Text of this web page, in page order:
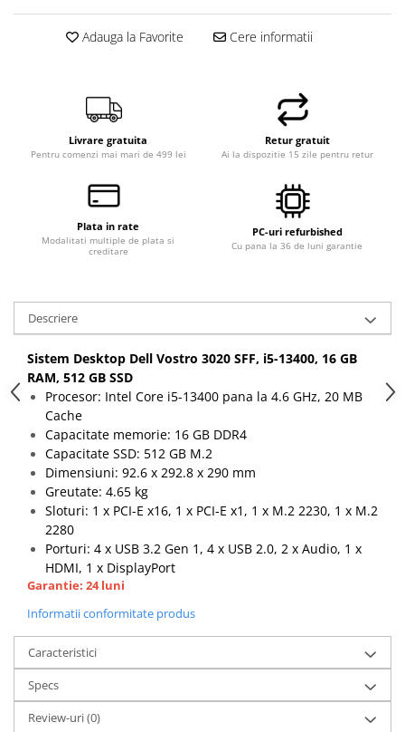
Adauga la Favorite Cere informatii
Livrare gratuita
Pentru comenzi mai mari de 499 lei
Retur gratuit
Ai la dispozitie 15 zile pentru retur
Plata in rate
Modalitati multiple de plata si
creditare
PC-uri refurbished
Cu pana la 36 de luni garantie
Descriere
Sistem Desktop Dell Vostro 3020 SFF, i5-13400, 16 GB
RAM, 512 GB SSD
Procesor: Intel Core i5-13400 pana la 4.6 GHz, 20 MB
Cache
Capacitate memorie: 16 GB DDR4
Capacitate SSD: 512 GB M.2
Dimensiuni: 92.6 x 292.8 x 290 mm
Greutate: 4.65 kg
Sloturi: 1 x PCI-E x16, 1 x PCI-E x1, 1 x M.2 2230, 1 x M.2
2280
Porturi: 4 x USB 3.2 Gen 1, 4 x USB 2.0, 2 x Audio, 1 x
HDMI, 1 x DisplayPort
Garantie: 24 luni
Informatii conformitate produs
Caracteristici
Specs
Review-uri(0)